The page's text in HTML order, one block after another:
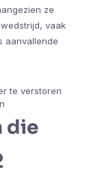
ze
vaak
aanvallende
te verstoren
die